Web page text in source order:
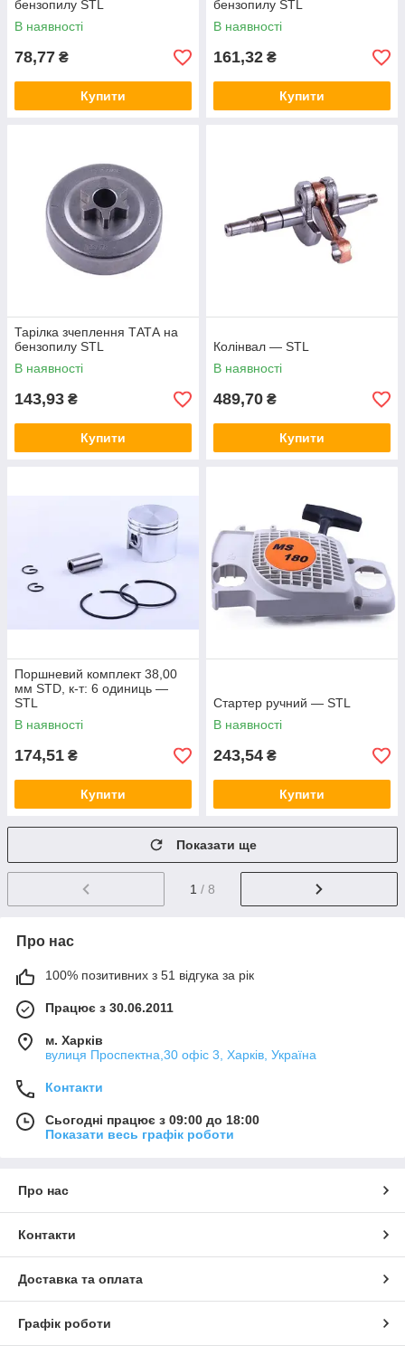
бензопилу STL
В наявності
78,77 ₴
Купити
бензопилу STL
В наявності
161,32 ₴
Купити
Тарілка зчеплення ТАТА на
бензопилу STL
В наявності
143,93 ₴
Купити
Колінвал — STL
В наявності
489,70 ₴
Купити
Поршневий комплект 38,00
мм STD, к-т: 6 одиниць —
STL
В наявності
174,51 ₴
Купити
Стартер ручний — STL
В наявності
243,54 ₴
Купити
Показати ще
1 / 8
Про нас
100% позитивних з 51 відгука за рік
Працює з 30.06.2011
м. Харків
вулиця Проспектна,30 офіс 3, Харків, Україна
Контакти
Сьогодні працює з 09:00 до 18:00
Показати весь графік роботи
Про нас
Контакти
Доставка та оплата
Графік роботи